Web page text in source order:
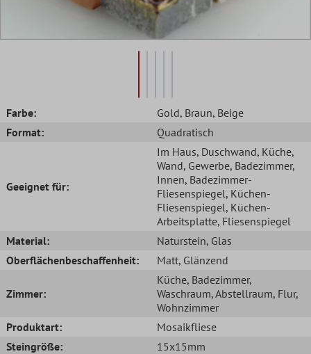
Farbe: Gold, Braun, Beige
Format:
Quadratisch
Geeignet für:
Im Haus, Duschwand, Küche,
Wand, Gewerbe, Badezimmer,
Innen, Badezimmer-
Fliesenspiegel, Küchen-
Fliesenspiegel, Küchen-
Arbeitsplatte, Fliesenspiegel
Material:
Naturstein, Glas
Oberflächenbeschaffenheit:
Matt, Glänzend
Zimmer:
Küche, Badezimmer,
Waschraum, Abstellraum, Flur,
Wohnzimmer
Produktart:
Mosaikfliese
Steingröße:
15x15mm